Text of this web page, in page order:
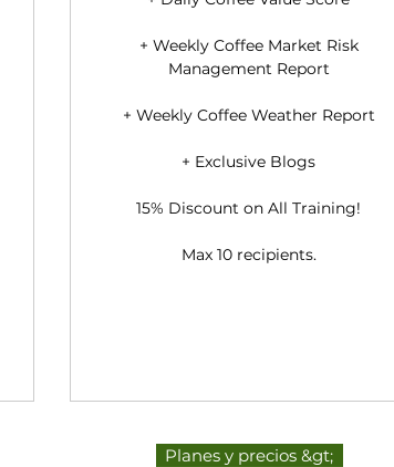
+ Weekly Coffee Market Risk
Management Report
+ Weekly Coffee Weather Report
+ Exclusive Blogs
15% Discount on All Training!
Max 10 recipients.
Planes y precios &gt;